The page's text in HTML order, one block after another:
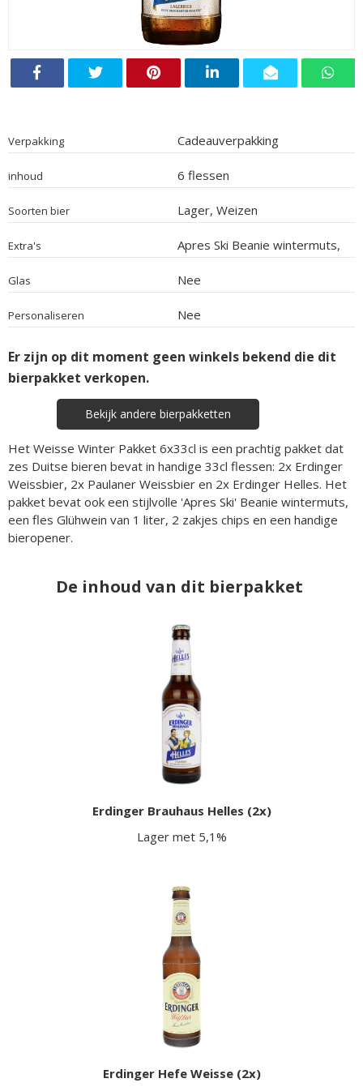
Verpakking Cadeauverpakking
inhoud 6 flessen
Soorten bier Lager, Weizen
Extra's
Apres Ski Beanie wintermuts,
fles Glühwein van 1 liter, 2
zakjes chips, bieropener
Glas Nee
Personaliseren Nee
Er zijn op dit moment geen winkels bekend die dit
bierpakket verkopen.
Bekijk andere bierpakketten
Het Weisse Winter Pakket 6x33cl is een prachtig pakket dat
zes Duitse bieren bevat in handige 33cl flessen: 2x Erdinger
Weissbier, 2x Paulaner Weissbier en 2x Erdinger Helles. Het
pakket bevat ook een stijlvolle 'Apres Ski' Beanie wintermuts,
een fles Glühwein van 1 liter, 2 zakjes chips en een handige
bieropener.
De inhoud van dit bierpakket
Erdinger Brauhaus Helles (2x)
Lager met 5,1%
Erdinger Hefe Weisse (2x)